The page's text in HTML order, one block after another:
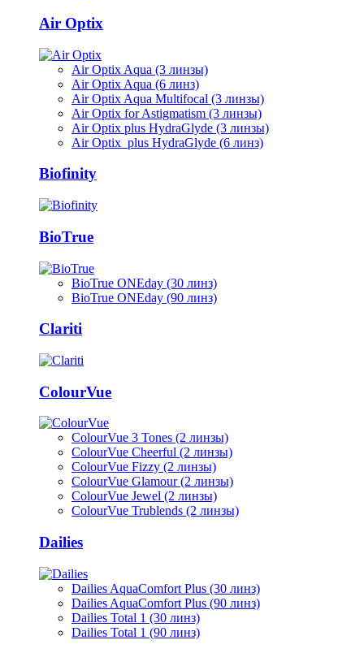
Air Optix
Air Optix Aqua (3 линзы)
Air Optix Aqua (6 линз)
Air Optix Aqua Multifocal (3 линзы)
Air Optix for Astigmatism (3 линзы)
Air Optix plus HydraGlyde (3 линзы)
Air Optix plus HydraGlyde (6 линз)
Biofinity
BioTrue
BioTrue ONEday (30 линз)
BioTrue ONEday (90 линз)
Clariti
ColourVue
ColourVue 3 Tones (2 линзы)
ColourVue Cheerful (2 линзы)
ColourVue Fizzy (2 линзы)
ColourVue Glamour (2 линзы)
ColourVue Jewel (2 линзы)
ColourVue Trublends (2 линзы)
Dailies
Dailies AquaComfort Plus (30 линз)
Dailies AquaComfort Plus (90 линз)
Dailies Total 1 (30 линз)
Dailies Total 1 (90 линз)